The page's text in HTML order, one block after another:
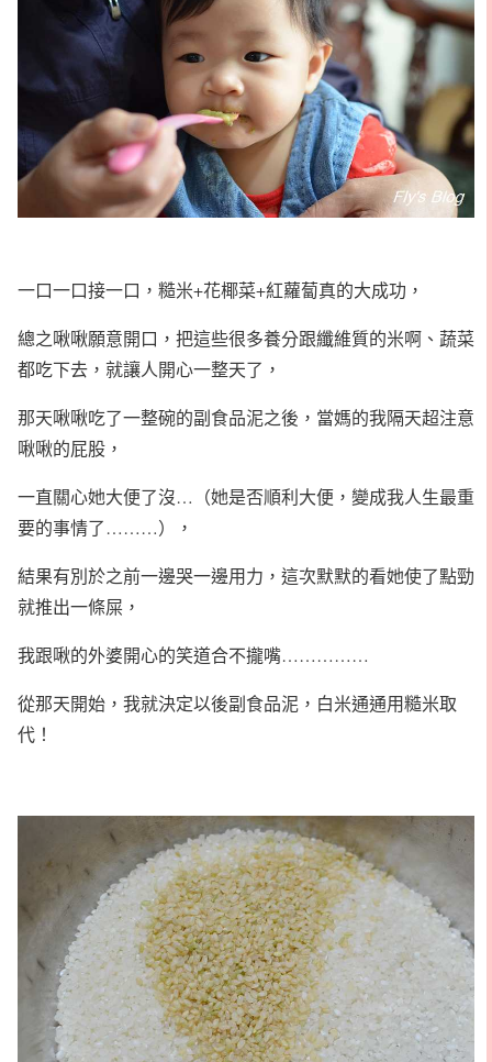
一口一口接一口，糙米+花椰菜+紅蘿蔔真的大成功，
總之啾啾願意開口，把這些很多養分跟纖維質的米啊、蔬菜
都吃下去，就讓人開心一整天了，
那天啾啾吃了一整碗的副食品泥之後，當媽的我隔天超注意
啾啾的屁股，
一直關心她大便了沒…（她是否順利大便，變成我人生最重
要的事情了………），
結果有別於之前一邊哭一邊用力，這次默默的看她使了點勁
就推出一條屎，
我跟啾的外婆開心的笑道合不攏嘴……………
從那天開始，我就決定以後副食品泥，白米通通用糙米取
代！